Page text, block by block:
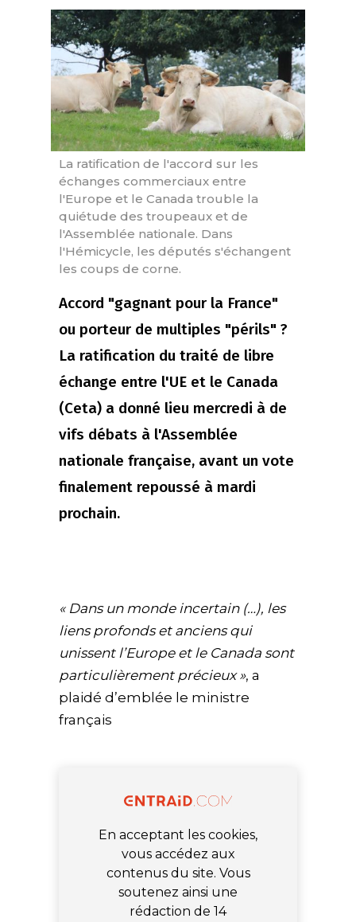
La ratification de l'accord sur les
échanges commerciaux entre
l'Europe et le Canada trouble la
quiétude des troupeaux et de
l'Assemblée nationale. Dans
l'Hémicycle, les députés s'échangent
les coups de corne.
Accord "gagnant pour la France"
ou porteur de multiples "périls" ?
La ratification du traité de libre
échange entre l'UE et le Canada
(Ceta) a donné lieu mercredi à de
vifs débats à l'Assemblée
nationale française, avant un vote
finalement repoussé à mardi
prochain.
« Dans un monde incertain (…), les
liens profonds et anciens qui
unissent l’Europe et le Canada sont
particulièrement précieux », a
plaidé d’emblée le ministre
français
En acceptant les cookies,
vous accédez aux
contenus du site. Vous
soutenez ainsi une
rédaction de 14